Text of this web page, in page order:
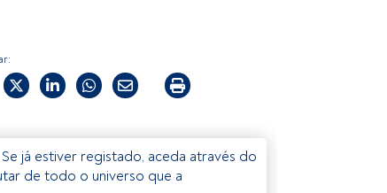
já estiver registado, aceda através do
de todo o universo que a